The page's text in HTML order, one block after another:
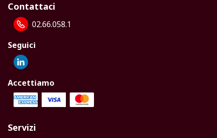
Contattaci
02.66.058.1
Seguici
Accettiamo
Servizi